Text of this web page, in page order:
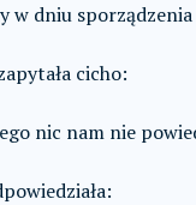
w dniu
cicho:
nic nam nie